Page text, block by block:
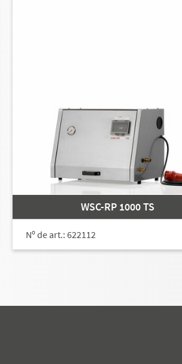
WSC-RP 1000 TS
Nº de art.: 622112